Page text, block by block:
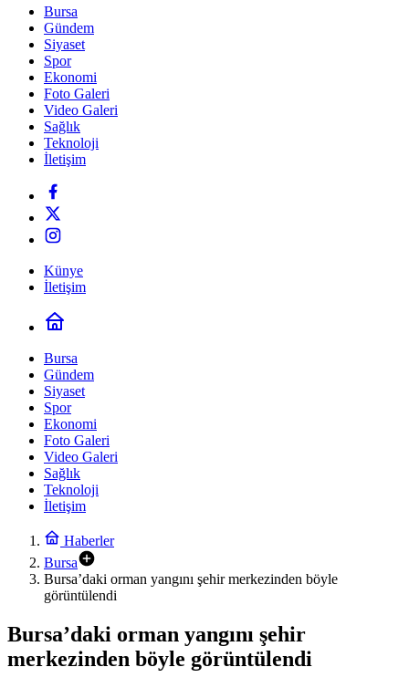
Bursa
Gündem
Siyaset
Spor
Ekonomi
Foto Galeri
Video Galeri
Sağlık
Teknoloji
İletişim
Künye
İletişim
Bursa
Gündem
Siyaset
Spor
Ekonomi
Foto Galeri
Video Galeri
Sağlık
Teknoloji
İletişim
Haberler
Bursa
Bursa’daki orman yangını şehir merkezinden böyle
görüntülendi
Bursa’daki orman yangını şehir
merkezinden böyle görüntülendi